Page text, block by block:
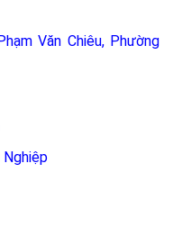
Văn Chiêu, Phường